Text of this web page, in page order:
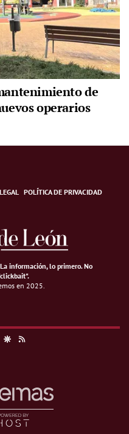
de
operarios
POLÍTICA DE PRIVACIDAD
información, lo primero.No
en 2025.
Google Discover